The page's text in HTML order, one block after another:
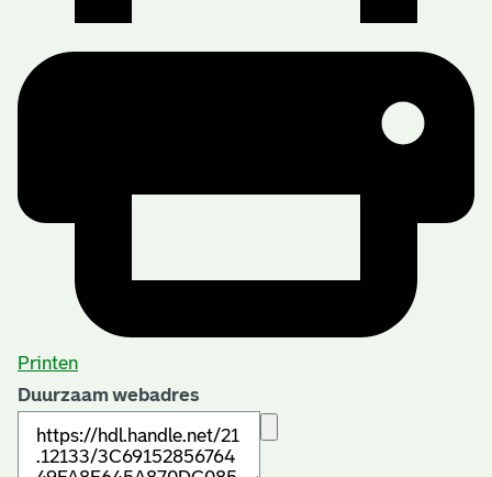
Printen
Duurzaam webadres